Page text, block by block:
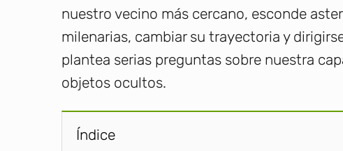
nuestro vecino más cercano, esconde
milenarias, cambiar su trayectoria y
plantea serias preguntas sobre nuestra
objetos ocultos.
Índice